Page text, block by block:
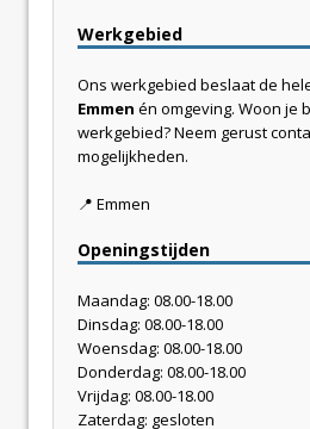
Werkgebied
Ons werkgebied beslaat de
Emmen én omgeving. Woon je
werkgebied? Neem gerust
mogelijkheden.
📍 Emmen
Openingstijden
Maandag: 08.00-18.00
Dinsdag: 08.00-18.00
Woensdag: 08.00-18.00
Donderdag: 08.00-18.00
Vrijdag: 08.00-18.00
Zaterdag: gesloten